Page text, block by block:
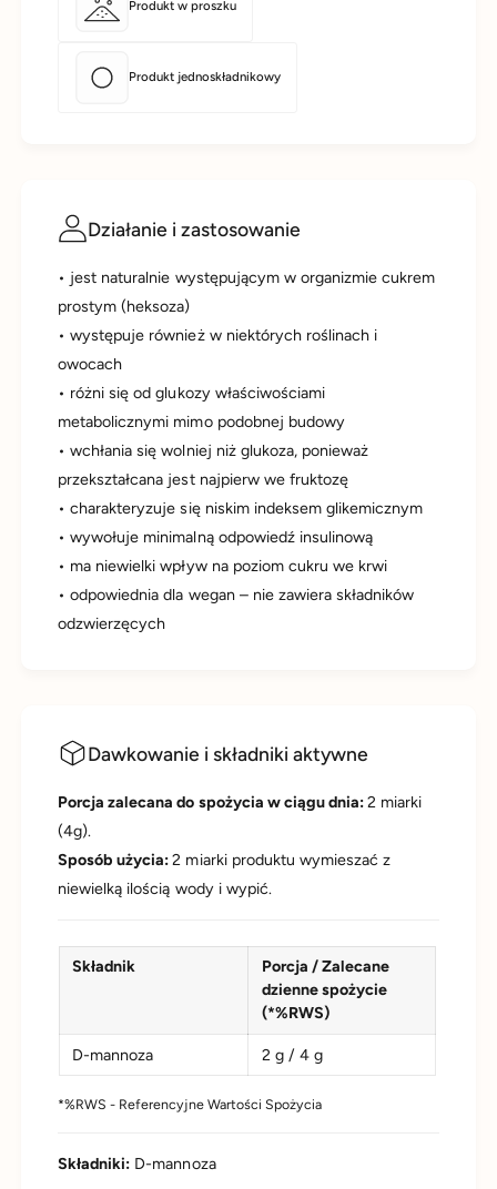
Produkt w proszku
Produkt jednoskładnikowy
Działanie i zastosowanie
• jest naturalnie występującym w organizmie cukrem
prostym (heksoza)
• występuje również w niektórych roślinach i
owocach
• różni się od glukozy właściwościami
metabolicznymi mimo podobnej budowy
• wchłania się wolniej niż glukoza, ponieważ
przekształcana jest najpierw we fruktozę
• charakteryzuje się niskim indeksem glikemicznym
• wywołuje minimalną odpowiedź insulinową
• ma niewielki wpływ na poziom cukru we krwi
• odpowiednia dla wegan – nie zawiera składników
odzwierzęcych
Dawkowanie i składniki aktywne
Porcja zalecana do spożycia w ciągu dnia:2 miarki
(4g).
Sposób użycia:2 miarki produktu wymieszać z
niewielką ilością wody i wypić.
Składnik
Porcja / Zalecane
dzienne spożycie
(*%RWS)
D-mannoza 2 g / 4 g
*%RWS - Referencyjne Wartości Spożycia
Składniki: D-mannoza